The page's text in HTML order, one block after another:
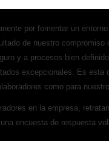
por fomentar un
de nuestro
y a procesos bien
excepcionales. Es esta
como para
en la empresa,
encuesta de respuesta